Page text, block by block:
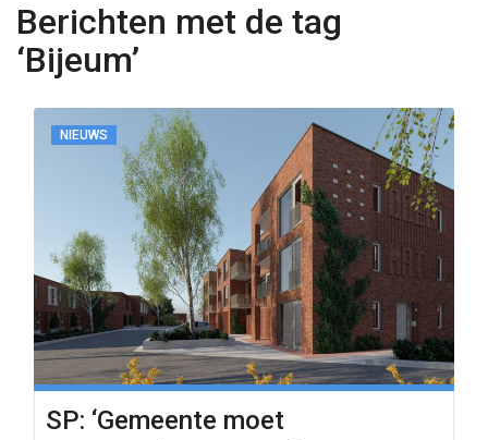
Berichten met de tag
‘Bijeum’
NIEUWS
SP: ‘Gemeente moet